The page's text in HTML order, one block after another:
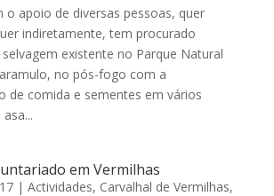
apoio de diversas pessoas, quer
indiretamente, tem procurado
existente no Parque Natural
no pós-fogo com a
de comida e sementes em vários
em Vermilhas
| Actividades, Carvalhal de Vermilhas,